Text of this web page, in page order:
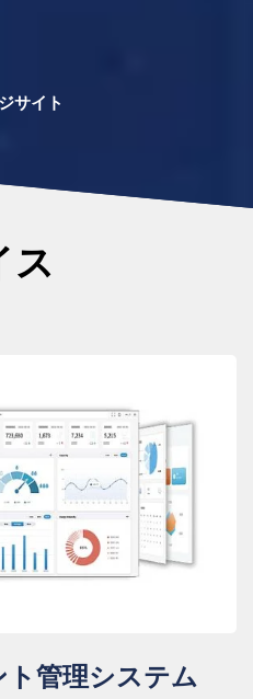
サイト
ス
管理システム